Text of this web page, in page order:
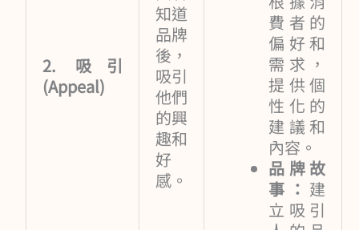
2. 吸引
(Appeal)
知道
品牌
後，
吸引
他們
的興
趣和
好
感。
費者的
偏好和
需求，
提供個
性化的
建議和
內容。
品牌故
事： 建
立吸引